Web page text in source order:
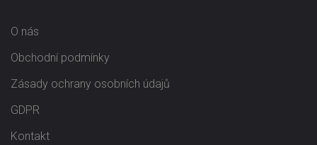
O nás
Obchodní podmínky
Zásady ochrany osobních údajů
GDPR
Kontakt